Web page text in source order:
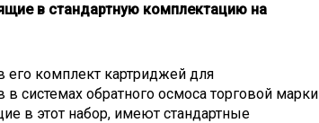
в стандартную комплектацию на
его комплект картриджей для
системах обратного осмоса торговой марки
в этот набор, имеют стандартные